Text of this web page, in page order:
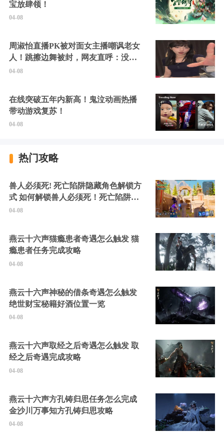
宝放肆领！
04-08
周淑怡直播PK被对面女主播嘲讽老女
人！跳擦边舞被封，网友直呼：没边
硬擦封的好！
04-08
在线突破五年内新高！鬼泣动画热播
带动游戏复苏！
04-08
热门攻略
兽人必须死! 死亡陷阱隐藏角色解锁方
式 如何解锁兽人必须死！死亡陷阱中
的隐藏角色
04-08
燕云十六声猫瘾患者奇遇怎么触发 猫
瘾患者任务完成攻略
04-08
燕云十六声神秘的借条奇遇怎么触发
绝世财宝秘籍好酒位置一览
04-08
燕云十六声取经之后奇遇怎么触发 取
经之后奇遇完成攻略
04-08
燕云十六声方孔铸归思任务怎么完成
金沙川万事知方孔铸归思攻略
04-08